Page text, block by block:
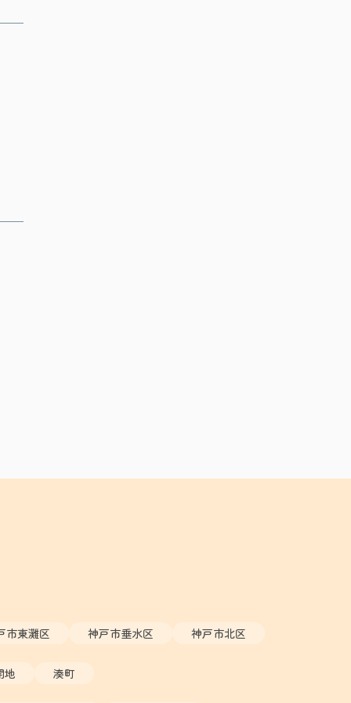
市東灘区 神戸市垂水区 神戸市北区
地 湊町